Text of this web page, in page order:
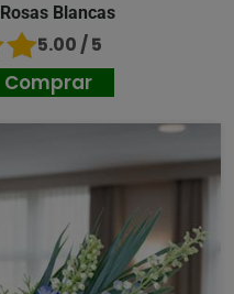
Blancas
5.00 / 5
Comprar